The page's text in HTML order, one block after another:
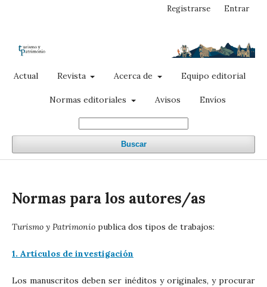
Actual Revista Acerca de Equipo editorial
Normas editoriales Avisos Envíos
Buscar
Registrarse Entrar
Normas para los autores/as
Turismo y Patrimonio publica dos tipos de trabajos:
1. Artículos de investigación
Los manuscritos deben ser inéditos y originales, y procurar